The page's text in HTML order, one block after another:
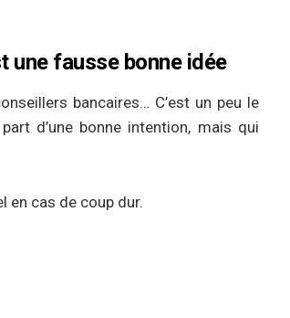
une fausse bonne idée
bancaires… C’est un peu le
d’une bonne intention, mais qui
en cas de coup dur.